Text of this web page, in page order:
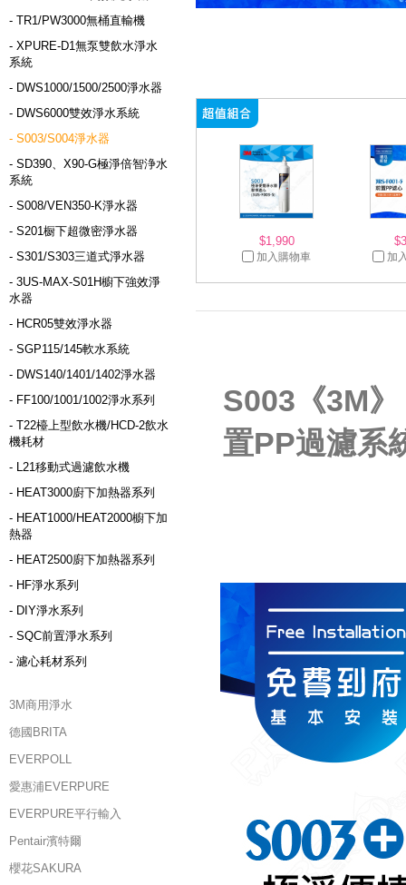
- TR1/PW3000無桶直輸機
- XPURE-D1無泵雙飲水淨水
系統
- DWS1000/1500/2500淨水器
- DWS6000雙效淨水系統
- S003/S004淨水器
- SD390、X90-G極淨倍智浄水
系統
- S008/VEN350-K淨水器
- S201橱下超微密淨水器
- S301/S303三道式淨水器
- 3US-MAX-S01H櫥下強效淨
水器
- HCR05雙效淨水器
- SGP115/145軟水系統
- DWS140/1401/1402淨水器
- FF100/1001/1002淨水系列
- T22檯上型飲水機/HCD-2飲水
機耗材
- L21移動式過濾飲水機
- HEAT3000廚下加熱器系列
- HEAT1000/HEAT2000櫥下加
熱器
- HEAT2500廚下加熱器系列
- HF淨水系列
- DIY淨水系列
- SQC前置淨水系列
- 濾心耗材系列
3M商用淨水
德國BRITA
EVERPOLL
愛惠浦EVERPURE
EVERPURE平行輸入
Pentair濱特爾
櫻花SAKURA
$1,990
加入購物車 加
S003《3M
置PP過濾系